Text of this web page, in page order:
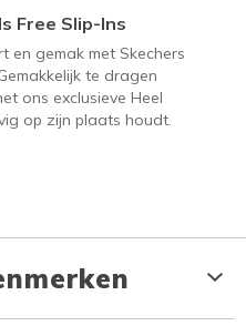
Free Slip-Ins
en gemak met Skechers
te dragen
ons exclusieve Heel
op zijn plaats houdt.